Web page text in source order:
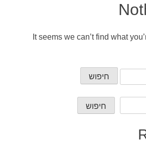
It seems we can’t find what
חיפוש